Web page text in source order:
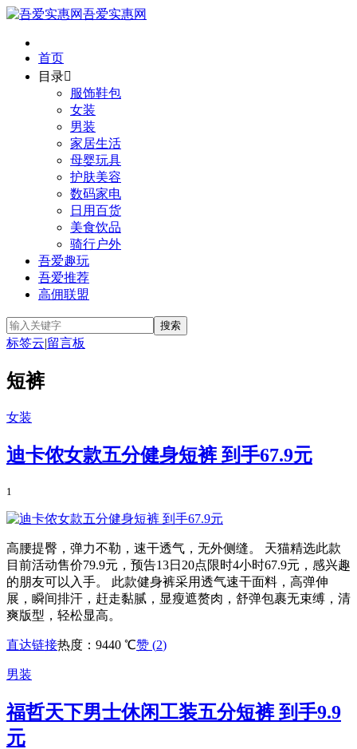
吾爱实惠网
首页
目录
服饰鞋包
女装
男装
家居生活
母婴玩具
护肤美容
数码家电
日用百货
美食饮品
骑行户外
吾爱趣玩
吾爱推荐
高佣联盟
标签云|留言板
短裤
女装
迪卡侬女款五分健身短裤 到手67.9元
1
高腰提臀，弹力不勒，速干透气，无外侧缝。 天猫精选此款
目前活动售价79.9元，预告13日20点限时4小时67.9元，感兴趣
的朋友可以入手。 此款健身裤采用透气速干面料，高弹伸
展，瞬间排汗，赶走黏腻，显瘦遮赘肉，舒弹包裹无束缚，清
爽版型，轻松显高。
直达链接热度：9440 ℃赞 (2)
男装
福哲天下男士休闲工装五分短裤 到手9.9
元